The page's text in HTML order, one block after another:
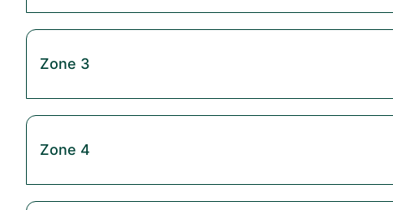
Zone 3
Zone 4